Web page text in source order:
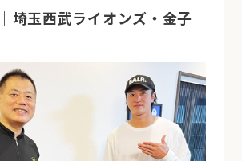
埼玉西武ライオンズ・金子